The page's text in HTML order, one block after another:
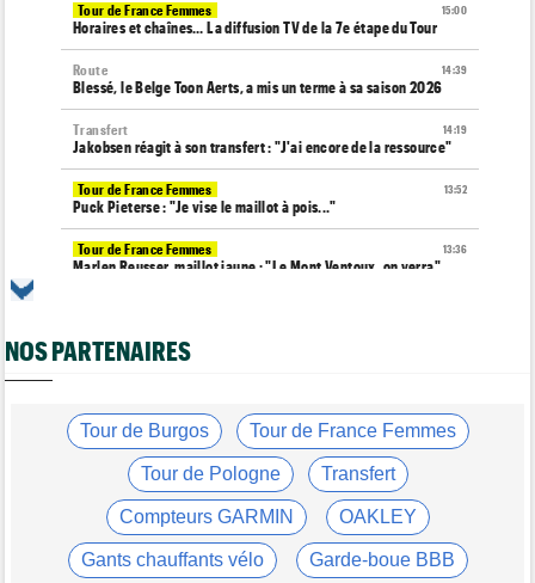
15:00
Tour de France Femmes
Horaires et chaînes… La diffusion TV de la 7e étape du Tour
14:39
Route
Blessé, le Belge Toon Aerts, a mis un terme à sa saison 2026
14:19
Transfert
Jakobsen réagit à son transfert : "J'ai encore de la ressource"
13:52
Tour de France Femmes
Puck Pieterse : "Je vise le maillot à pois..."
13:36
Tour de France Femmes
Marlen Reusser, maillot jaune : "Le Mont Ventoux, on verra"
semaine
c'est ici !
Quels seront les prochains défis du champion du monde Tadej
Pogacar ?
12:12
Tour de France Femmes
Parcours, favoris, profil… La 7e étape et le Mont Ventoux !
NOS PARTENAIRES
Tour de Burgos Tour de France Femmes
Tour de Pologne Transfert
Compteurs GARMIN OAKLEY
Gants chauffants vélo Garde-boue BBB